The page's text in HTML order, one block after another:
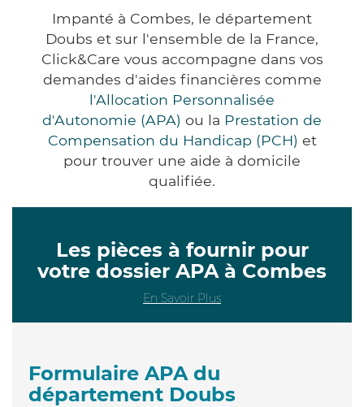
Impanté à Combes, le département
Doubs et sur l'ensemble de la France,
Click&Care vous accompagne dans vos
demandes d'aides financières comme
l'Allocation Personnalisée
d'Autonomie (APA) ou la Prestation de
Compensation du Handicap (PCH) et
pour trouver une aide à domicile
qualifiée.
Les pièces à fournir pour
votre dossier APA à Combes
En Savoir Plus
Formulaire APA du
département Doubs